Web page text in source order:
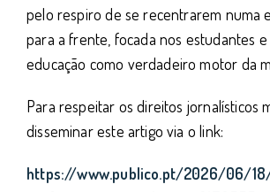
pelo respiro de se recentrarem numa
para a frente, focada nos estudantes
educação como verdadeiro motor da
Para respeitar os direitos jornalísticos
disseminar este artigo via o link:
https://www.publico.pt/2026/06/